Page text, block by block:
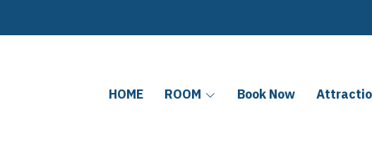
HOME ROOM Book Now